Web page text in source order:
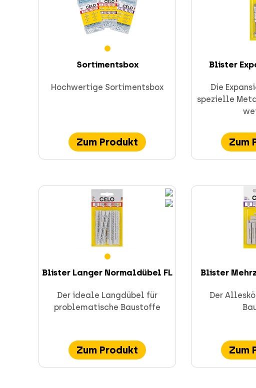
Sortimentsbox
Hochwertige Sortimentsbox
Zum Produkt
Blister
Die
spezielle
Zum
Blister Langer Normaldübel FL
Der ideale Langdübel für
problematische Baustoffe
Zum Produkt
Blister
Der
Zum